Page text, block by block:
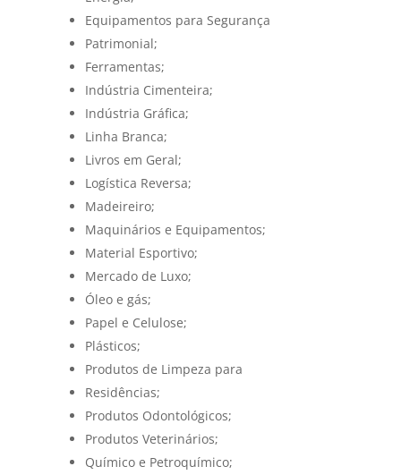
Equipamentos para Segurança
Patrimonial;
Ferramentas;
Indústria Cimenteira;
Indústria Gráfica;
Linha Branca;
Livros em Geral;
Logística Reversa;
Madeireiro;
Maquinários e Equipamentos;
Material Esportivo;
Mercado de Luxo;
Óleo e gás;
Papel e Celulose;
Plásticos;
Produtos de Limpeza para
Residências;
Produtos Odontológicos;
Produtos Veterinários;
Químico e Petroquímico;